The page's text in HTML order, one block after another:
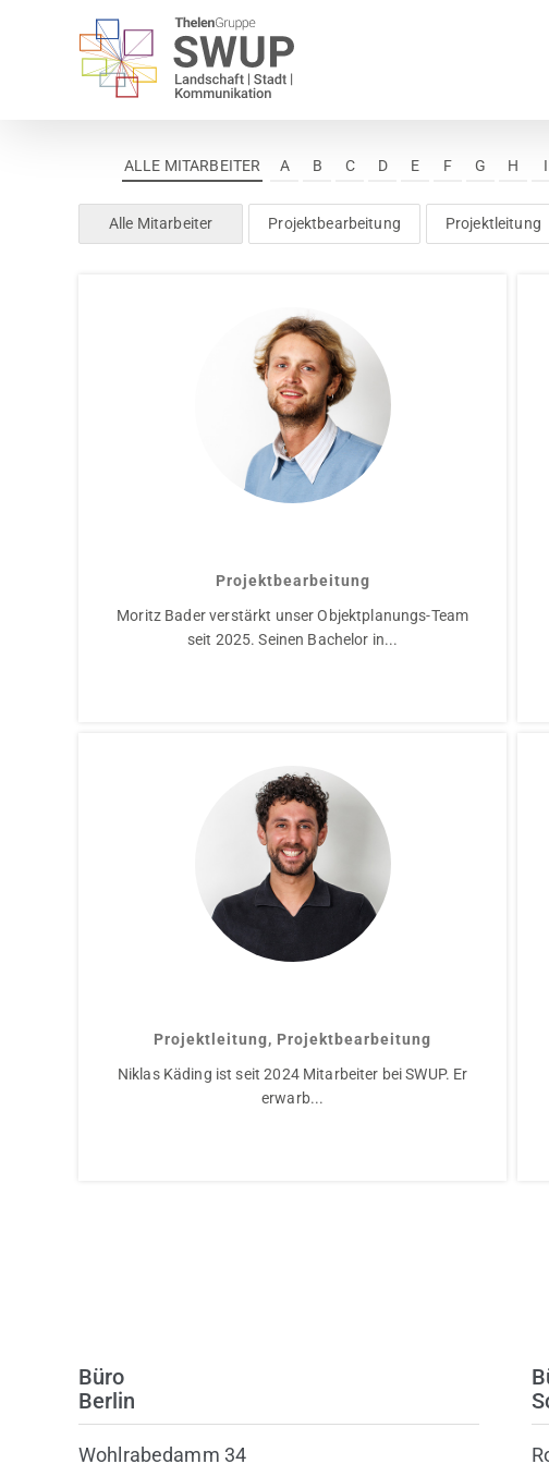
ALLE MITARBEITER A B C D E F G H I
Alle Mitarbeiter Projektbearbeitung Projektleitung
Projektbearbeitung
Moritz Bader verstärkt unser Objektplanungs-Team
seit 2025. Seinen Bachelor in...
Projektleitung, Projektbearbeitung
Niklas Käding ist seit 2024 Mitarbeiter bei SWUP. Er
erwarb...
Büro
Berlin
Wohlrabedamm 34